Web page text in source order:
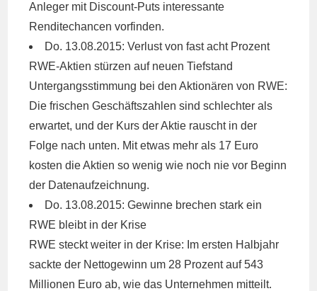
Anleger mit Discount-Puts interessante
Renditechancen vorfinden.
Do. 13.08.2015: Verlust von fast acht Prozent
RWE-Aktien stürzen auf neuen Tiefstand
Untergangsstimmung bei den Aktionären von RWE:
Die frischen Geschäftszahlen sind schlechter als
erwartet, und der Kurs der Aktie rauscht in der
Folge nach unten. Mit etwas mehr als 17 Euro
kosten die Aktien so wenig wie noch nie vor Beginn
der Datenaufzeichnung.
Do. 13.08.2015: Gewinne brechen stark ein
RWE bleibt in der Krise
RWE steckt weiter in der Krise: Im ersten Halbjahr
sackte der Nettogewinn um 28 Prozent auf 543
Millionen Euro ab, wie das Unternehmen mitteilt.